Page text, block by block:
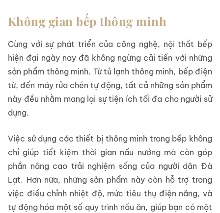
Không gian bếp thông minh
Cùng với sự phát triển của công nghệ, nội thất bếp
hiện đại ngày nay đã không ngừng cải tiến với những
sản phẩm thông minh. Từ tủ lạnh thông minh, bếp điện
từ, đến máy rửa chén tự động, tất cả những sản phẩm
này đều nhằm mang lại sự tiện ích tối đa cho người sử
dụng.
Việc sử dụng các thiết bị thông minh trong bếp không
chỉ giúp tiết kiệm thời gian nấu nướng mà còn góp
phần nâng cao trải nghiệm sống của người dân Đà
Lạt. Hơn nữa, những sản phẩm này còn hỗ trợ trong
việc điều chỉnh nhiệt độ, mức tiêu thụ điện năng, và
tự động hóa một số quy trình nấu ăn, giúp bạn có một